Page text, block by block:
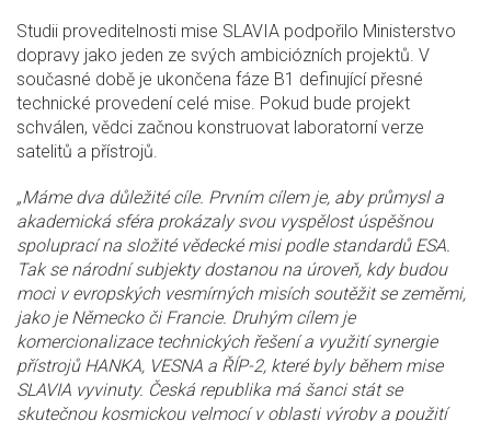
Studii proveditelnosti mise SLAVIA podpořilo Ministerstvo
dopravy jako jeden ze svých ambiciózních projektů. V
současné době je ukončena fáze B1 definující přesné
technické provedení celé mise. Pokud bude projekt
schválen, vědci začnou konstruovat laboratorní verze
satelitů a přístrojů.
„Máme dva důležité cíle. Prvním cílem je, aby průmysl a
akademická sféra prokázaly svou vyspělost úspěšnou
spoluprací na složité vědecké misi podle standardů ESA.
Tak se národní subjekty dostanou na úroveň, kdy budou
moci v evropských vesmírných misích soutěžit se zeměmi,
jako je Německo či Francie. Druhým cílem je
komercionalizace technických řešení a využití synergie
přístrojů HANKA, VESNA a ŘÍP-2, které byly během mise
SLAVIA vyvinuty. Česká republika má šanci stát se
skutečnou kosmickou velmocí v oblasti výroby a použití